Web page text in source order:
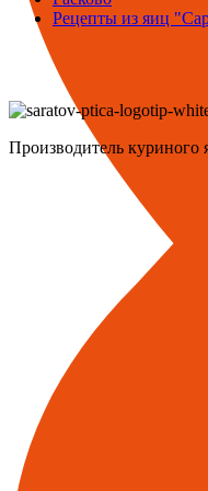
Рецепты из яиц
Производитель куриного